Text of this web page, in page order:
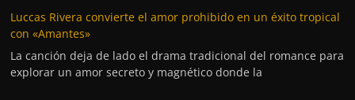
Luccas Rivera convierte el amor prohibido en un éxito tropical
con «Amantes»
La canción deja de lado el drama tradicional del romance para
explorar un amor secreto y magnético donde la